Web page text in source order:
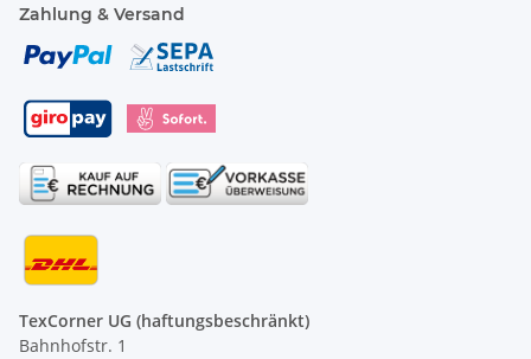
Zahlung & Versand
TexCorner UG (haftungsbeschränkt)
Bahnhofstr. 1